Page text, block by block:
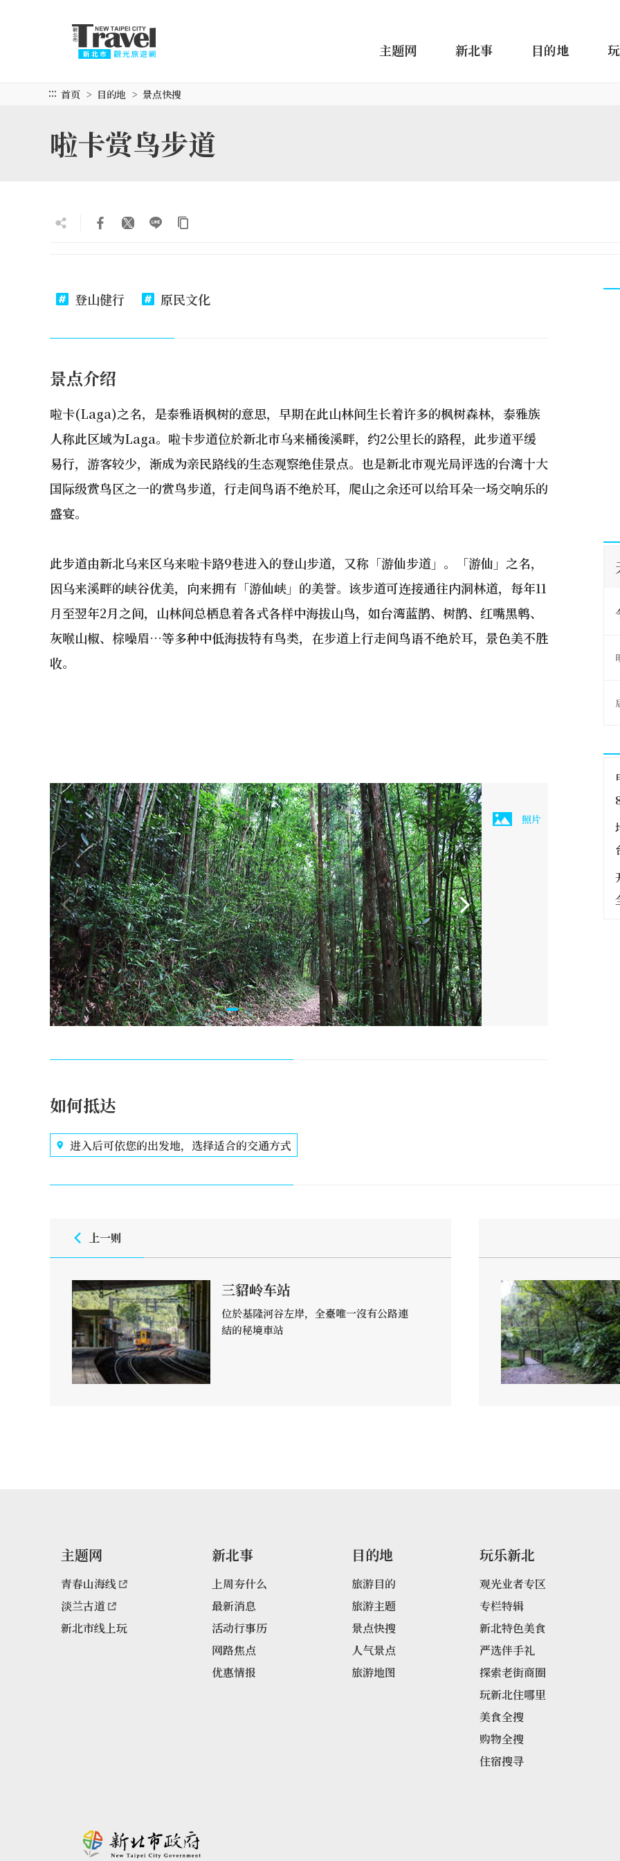
主题网 新北事 目的地
::: 首页 目的地 景点快搜
啦卡赏鸟步道
登山健行 原民文化
景点介绍
啦卡(Laga)之名，是泰雅语枫树的意思，早期在此山林间生长着许多的枫树森林，泰雅族
人称此区域为Laga。啦卡步道位於新北市乌来桶後溪畔，约2公里长的路程，此步道平缓
易行，游客较少，渐成为亲民路线的生态观察绝佳景点。也是新北市观光局评选的台湾十大
国际级赏鸟区之一的赏鸟步道，行走间鸟语不绝於耳，爬山之余还可以给耳朵一场交响乐的
盛宴。
此步道由新北乌来区乌来啦卡路9巷进入的登山步道，又称「游仙步道」。「游仙」之名，
因乌来溪畔的峡谷优美，向来拥有「游仙峡」的美誉。该步道可连接通往内洞林道，每年11
月至翌年2月之间，山林间总栖息着各式各样中海拔山鸟，如台湾蓝鹊、树鹊、红嘴黑鹎、
灰喉山椒、棕噪眉…等多种中低海拔特有鸟类，在步道上行走间鸟语不绝於耳，景色美不胜
收。
照片
如何抵达
进入后可依您的出发地，选择适合的交通方式
上一则
三貂岭车站
位於基隆河谷左岸，全臺唯一沒有公路連
結的秘境車站
主题网
青春山海线
淡兰古道
新北市线上玩
新北事
上周夯什么
最新消息
活动行事历
网路焦点
优惠情报
目的地
旅游目的
旅游主题
景点快搜
人气景点
旅游地图
玩乐新北
观光业者专区
专栏特辑
新北特色美食
严选伴手礼
探索老街商圈
玩新北住哪里
美食全搜
购物全搜
住宿搜寻